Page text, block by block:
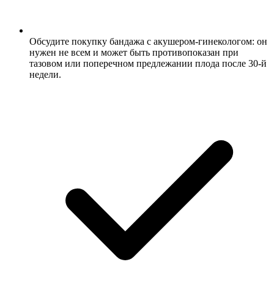
Обсудите покупку бандажа с акушером-гинекологом: он
нужен не всем и может быть противопоказан при
тазовом или поперечном предлежании плода после 30-й
недели.